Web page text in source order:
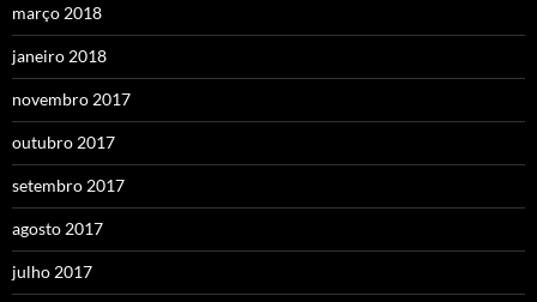
março 2018
janeiro 2018
novembro 2017
outubro 2017
setembro 2017
agosto 2017
julho 2017